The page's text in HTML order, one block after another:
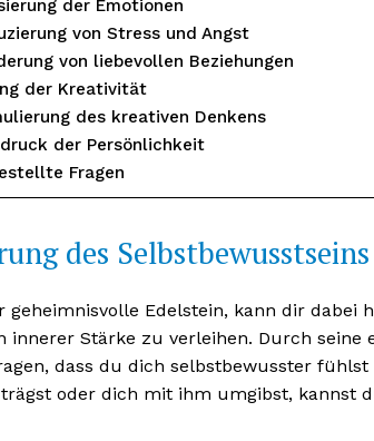
der Emotionen
von Stress und Angst
von liebevollen Beziehungen
der Kreativität
des kreativen Denkens
der Persönlichkeit
Fragen
des Selbstbewusstseins
geheimnisvolle Edelstein, kann dir dabei
innerer Stärke zu verleihen. Durch
dass du dich selbstbewusster
oder dich mit ihm umgibst, kannst